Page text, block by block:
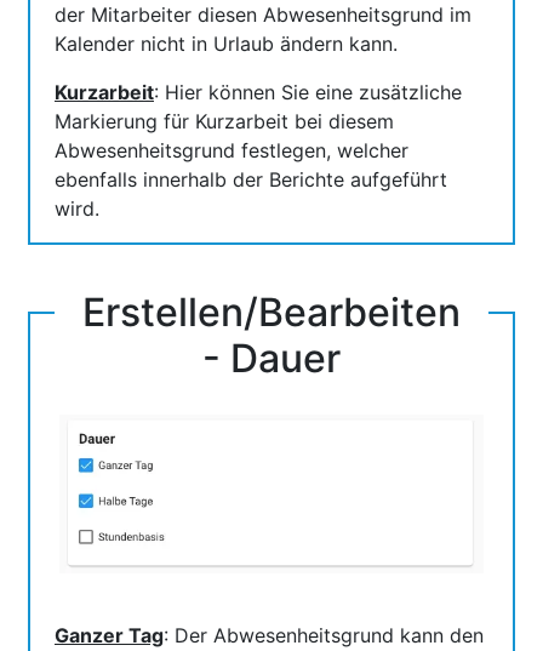
der Mitarbeiter diesen Abwesenheitsgrund im
Kalender nicht in Urlaub ändern kann.
Kurzarbeit: Hier können Sie eine zusätzliche
Markierung für Kurzarbeit bei diesem
Abwesenheitsgrund festlegen, welcher
ebenfalls innerhalb der Berichte aufgeführt
wird.
Erstellen/Bearbeiten
- Dauer
Ganzer Tag: Der Abwesenheitsgrund kann den